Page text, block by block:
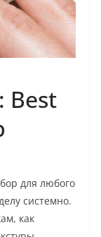
Best
для любого
системно.
как